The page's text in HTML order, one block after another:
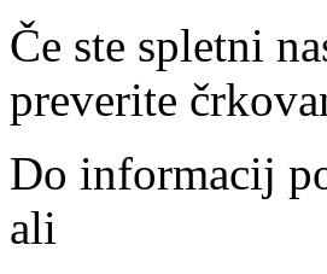
Če ste spletni
preverite
Do informacij
ali